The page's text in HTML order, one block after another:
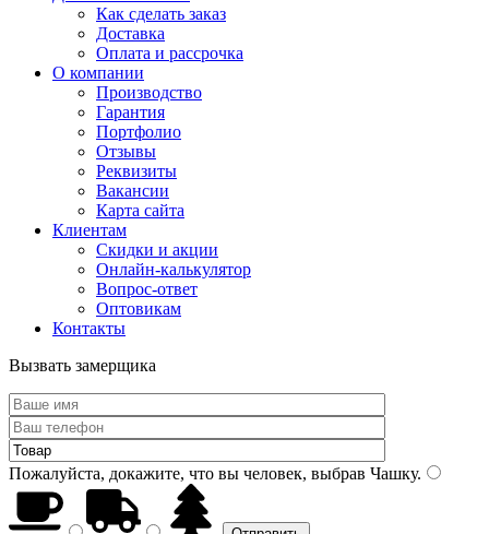
Как сделать заказ
Доставка
Оплата и рассрочка
О компании
Производство
Гарантия
Портфолио
Отзывы
Реквизиты
Вакансии
Карта сайта
Клиентам
Скидки и акции
Онлайн-калькулятор
Вопрос-ответ
Оптовикам
Контакты
Вызвать замерщика
Пожалуйста, докажите, что вы человек, выбрав Чашку.